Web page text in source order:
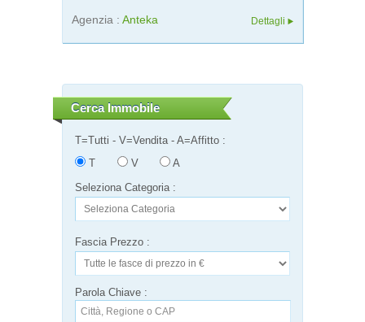
Agenzia : Anteka Dettagli
Cerca Immobile
T=Tutti - V=Vendita - A=Affitto :
T
V
A
Seleziona Categoria :
Fascia Prezzo :
Parola Chiave :